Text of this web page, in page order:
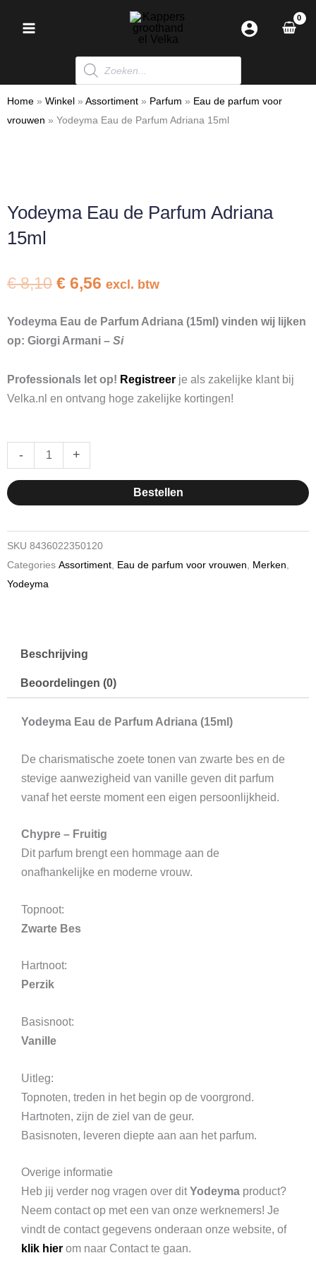
Producten
zoeken
Home » Winkel » Assortiment » Parfum » Eau de parfum voor
vrouwen » Yodeyma Eau de Parfum Adriana 15ml
Yodeyma Eau de Parfum Adriana
15ml
€8,10 Oorspronkelijke
was:
€ 8,10.
€ 6,56 Huidige
is:
€ 6,56.
excl. btw
Yodeyma Eau de Parfum Adriana (15ml) vinden wij lijken
op: Giorgi Armani – Si
Professionals let op! Registreer je als zakelijke klant bij
Velka.nl en ontvang hoge zakelijke kortingen!
-
Yodeyma
Eau
de
Parfum
15ml
hoeveelheid
+
Bestellen
SKU 8436022350120
Categories Assortiment, Eau de parfum voor vrouwen, Merken,
Yodeyma
Beschrijving
Beoordelingen (0)
Yodeyma Eau de Parfum Adriana (15ml)
De charismatische zoete tonen van zwarte bes en de
stevige aanwezigheid van vanille geven dit parfum
vanaf het eerste moment een eigen persoonlijkheid.
Chypre – Fruitig
Dit parfum brengt een hommage aan de
onafhankelijke en moderne vrouw.
Topnoot:
Zwarte Bes
Hartnoot:
Perzik
Basisnoot:
Vanille
Uitleg:
Topnoten, treden in het begin op de voorgrond.
Hartnoten, zijn de ziel van de geur.
Basisnoten, leveren diepte aan aan het parfum.
Overige informatie
Heb jij verder nog vragen over ditYodeyma product?
Neem contact op met een van onze werknemers! Je
vindt de contact gegevens onderaan onze website, of
klik hier om naar Contact te gaan.